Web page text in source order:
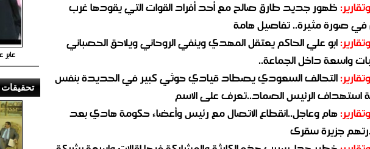
ظهور جديد طارق صالح مع أحد أفراد القوات التي يقودها غرب
في صورة مثيرة.. تفاصيل هامة
ابو علي الحاكم يعتقل المهدي وينفي الروحاني ويلاحق الحصباني
واسعة داخل الجماعة..
التحالف السعودي يصطاد قيادي حوثي كبير في الحديدة بنفس
استهداف الرئيس الصماد..تعرف على الاسم
هام وعاجل..انقطاع الاتصال مع رئيس وأعضاء حكومة هادي بعد
جزيرة سقرى